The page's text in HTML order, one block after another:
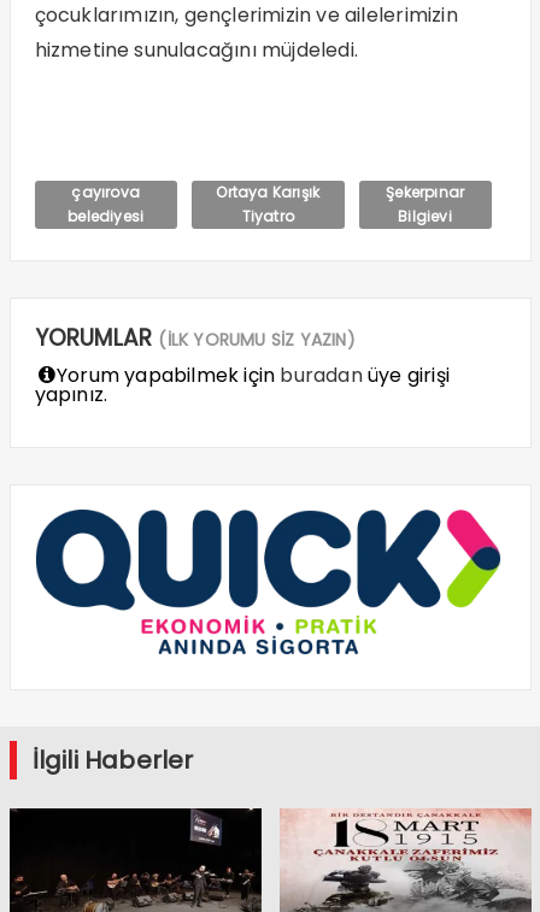
çocuklarımızın, gençlerimizin ve ailelerimizin
hizmetine sunulacağını müjdeledi.
çayırova
belediyesi
Ortaya Karışık
Tiyatro
Şekerpınar
Bilgievi
YORUMLAR (İLK YORUMU SİZ YAZIN)
Yorum yapabilmek için buradanüye girişi
yapınız.
İlgili Haberler